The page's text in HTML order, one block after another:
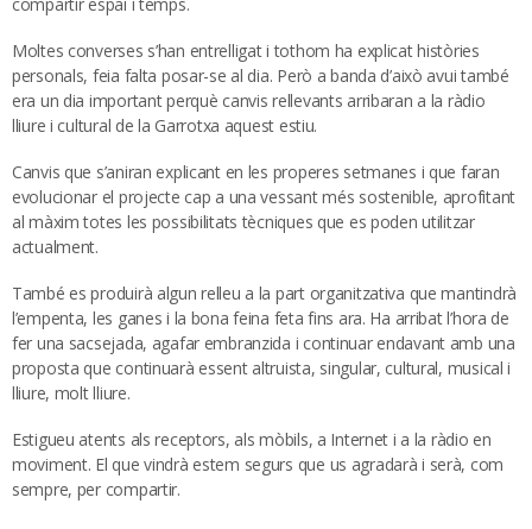
Moltes converses s’han entrelligat i tothom ha explicat històries
personals, feia falta posar-se al dia. Però a banda d’això avui també
era un dia important perquè canvis rellevants arribaran a la ràdio
lliure i cultural de la Garrotxa aquest estiu.
Canvis que s’aniran explicant en les properes setmanes i que faran
evolucionar el projecte cap a una vessant més sostenible, aprofitant
al màxim totes les possibilitats tècniques que es poden utilitzar
actualment.
També es produirà algun relleu a la part organitzativa que mantindrà
l’empenta, les ganes i la bona feina feta fins ara. Ha arribat l’hora de
fer una sacsejada, agafar embranzida i continuar endavant amb una
proposta que continuarà essent altruista, singular, cultural, musical i
lliure, molt lliure.
Estigueu atents als receptors, als mòbils, a Internet i a la ràdio en
moviment. El que vindrà estem segurs que us agradarà i serà, com
sempre, per compartir.